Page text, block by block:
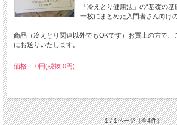
「冷えとり健康法」の“基礎の
一枚にまとめた入門者さん向け
商品（冷えとり関連以外でもOKです）お買上の方で、
にお送りいたします。
価格： 0円(税抜 0円)
1 / 1ページ（全4件）